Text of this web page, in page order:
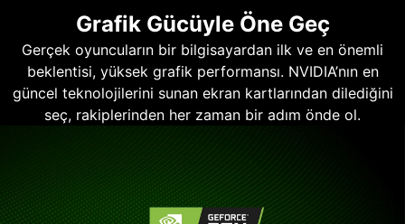
Grafik Gücüyle Öne Geç
Gerçek oyuncuların bir bilgisayardan ilk ve en önemli
beklentisi, yüksek grafik performansı. NVIDIA’nın en
güncel teknolojilerini sunan ekran kartlarından dilediğini
seç, rakiplerinden her zaman bir adım önde ol.